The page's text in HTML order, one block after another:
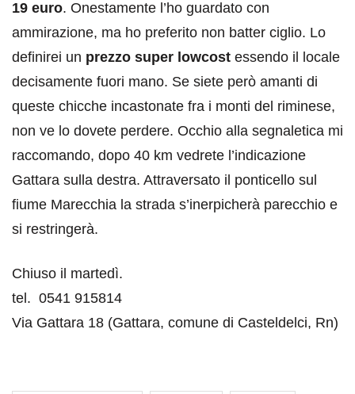
19 euro. Onestamente l’ho guardato con
ammirazione, ma ho preferito non batter ciglio. Lo
definirei un prezzo super lowcost essendo il locale
decisamente fuori mano. Se siete però amanti di
queste chicche incastonate fra i monti del riminese,
non ve lo dovete perdere. Occhio alla segnaletica mi
raccomando, dopo 40 km vedrete l’indicazione
Gattara sulla destra. Attraversato il ponticello sul
fiume Marecchia la strada s’inerpicherà parecchio e
si restringerà.
Chiuso il martedì.
tel. 0541 915814
Via Gattara 18 (Gattara, comune di Casteldelci, Rn)